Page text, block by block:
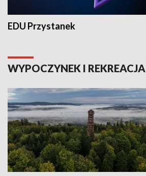
EDU Przystanek
WYPOCZYNEK I REKREACJA